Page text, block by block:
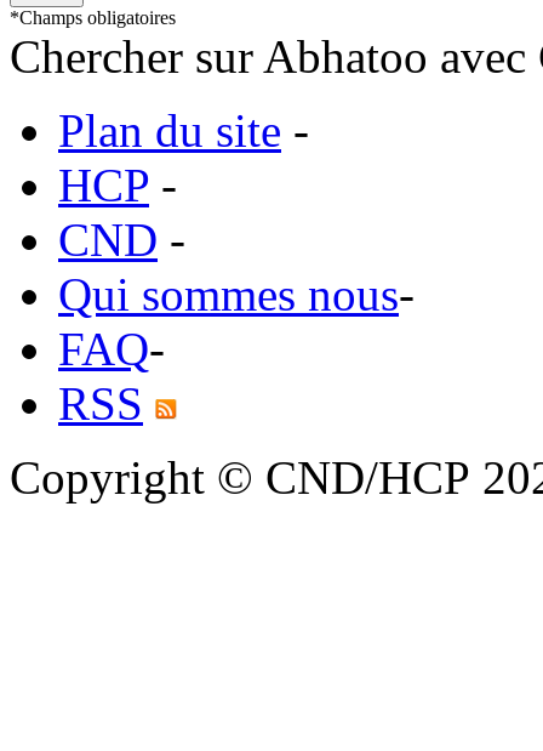
*Champs obligatoires
Chercher sur Abhatoo
Plan du site -
HCP -
CND -
Qui sommes nous-
FAQ-
RSS
Copyright © CND/HCP